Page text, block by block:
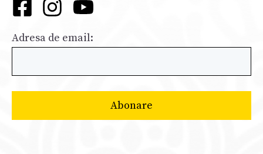
Adresa de email: